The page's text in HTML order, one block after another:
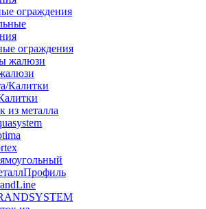
ограждения
ограждения
из металла